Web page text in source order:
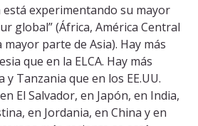
experimentando su mayor
global” (África, América Central
parte de Asia). Hay más
que en la ELCA. Hay más
Tanzania que en los EE.UU.
El Salvador, en Japón, en India,
en Jordania, en China y en